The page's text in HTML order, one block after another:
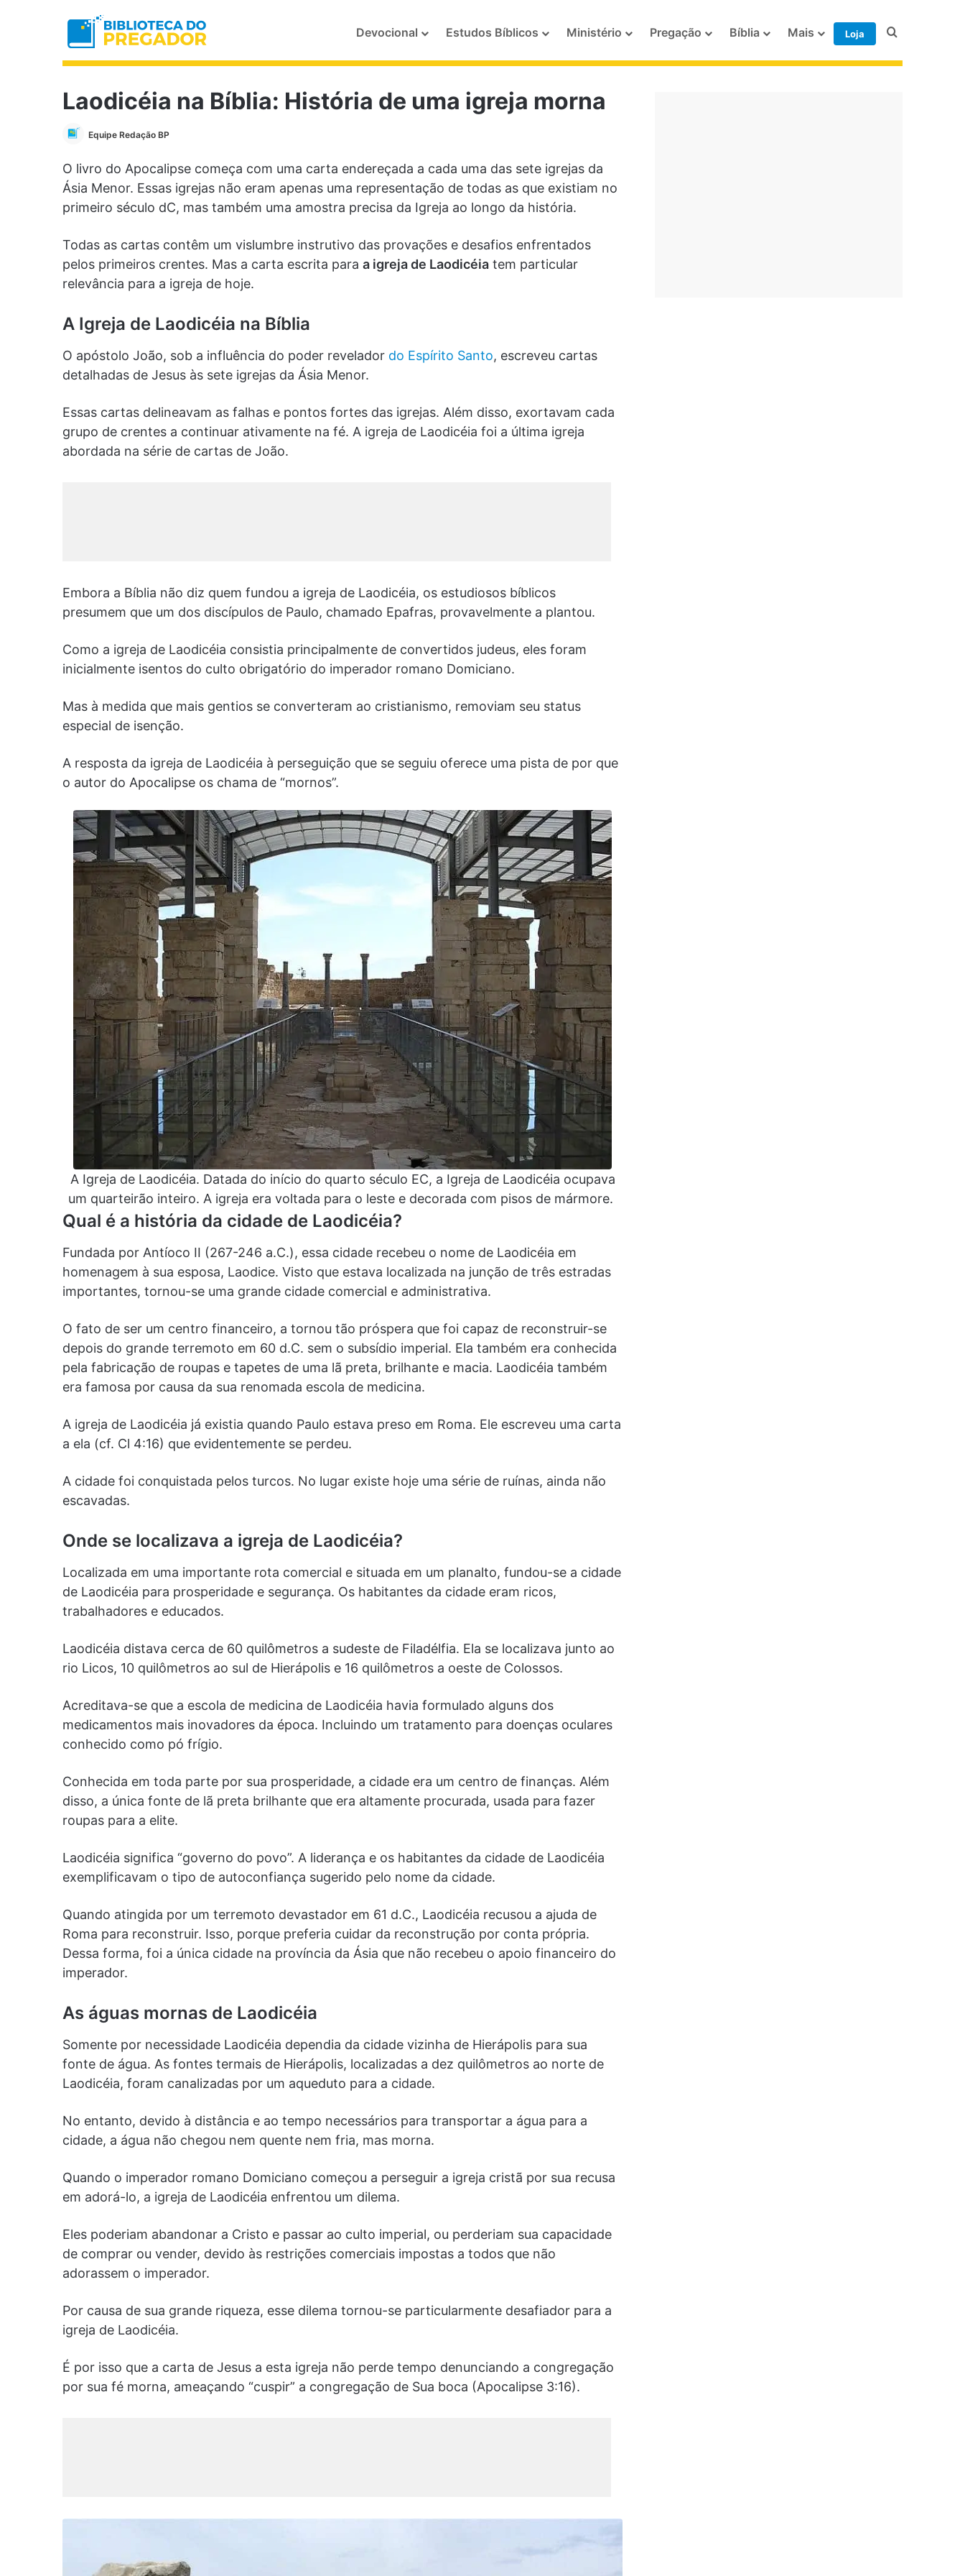
Devocional Estudos Bíblicos Ministério Pregação Bíblia Mais Loja Procurar por
Laodicéia na Bíblia: História de uma igreja morna
Equipe Redação BP
O livro do Apocalipse começa com uma carta endereçada a cada uma das sete igrejas da
Ásia Menor. Essas igrejas não eram apenas uma representação de todas as que existiam no
primeiro século dC, mas também uma amostra precisa da Igreja ao longo da história.
Todas as cartas contêm um vislumbre instrutivo das provações e desafios enfrentados
pelos primeiros crentes. Mas a carta escrita para a igreja de Laodicéia tem particular
relevância para a igreja de hoje.
A Igreja de Laodicéia na Bíblia
O apóstolo João, sob a influência do poder revelador do Espírito Santo, escreveu cartas
detalhadas de Jesus às sete igrejas da Ásia Menor.
Essas cartas delineavam as falhas e pontos fortes das igrejas. Além disso, exortavam cada
grupo de crentes a continuar ativamente na fé. A igreja de Laodicéia foi a última igreja
abordada na série de cartas de João.
Embora a Bíblia não diz quem fundou a igreja de Laodicéia, os estudiosos bíblicos
presumem que um dos discípulos de Paulo, chamado Epafras, provavelmente a plantou.
Como a igreja de Laodicéia consistia principalmente de convertidos judeus, eles foram
inicialmente isentos do culto obrigatório do imperador romano Domiciano.
Mas à medida que mais gentios se converteram ao cristianismo, removiam seu status
especial de isenção.
A resposta da igreja de Laodicéia à perseguição que se seguiu oferece uma pista de por que
o autor do Apocalipse os chama de “mornos”.
A Igreja de Laodicéia. Datada do início do quarto século EC, a Igreja de Laodicéia ocupava
um quarteirão inteiro. A igreja era voltada para o leste e decorada com pisos de mármore.
Qual é a história da cidade de Laodicéia?
Fundada por Antíoco II (267-246 a.C.), essa cidade recebeu o nome de Laodicéia em
homenagem à sua esposa, Laodice. Visto que estava localizada na junção de três estradas
importantes, tornou-se uma grande cidade comercial e administrativa.
O fato de ser um centro financeiro, a tornou tão próspera que foi capaz de reconstruir-se
depois do grande terremoto em 60 d.C. sem o subsídio imperial. Ela também era conhecida
pela fabricação de roupas e tapetes de uma lã preta, brilhante e macia. Laodicéia também
era famosa por causa da sua renomada escola de medicina.
A igreja de Laodicéia já existia quando Paulo estava preso em Roma. Ele escreveu uma carta
a ela (cf. Cl 4:16) que evidentemente se perdeu.
A cidade foi conquistada pelos turcos. No lugar existe hoje uma série de ruínas, ainda não
escavadas.
Onde se localizava a igreja de Laodicéia?
Localizada em uma importante rota comercial e situada em um planalto, fundou-se a cidade
de Laodicéia para prosperidade e segurança. Os habitantes da cidade eram ricos,
trabalhadores e educados.
Laodicéia distava cerca de 60 quilômetros a sudeste de Filadélfia. Ela se localizava junto ao
rio Licos, 10 quilômetros ao sul de Hierápolis e 16 quilômetros a oeste de Colossos.
Acreditava-se que a escola de medicina de Laodicéia havia formulado alguns dos
medicamentos mais inovadores da época. Incluindo um tratamento para doenças oculares
conhecido como pó frígio.
Conhecida em toda parte por sua prosperidade, a cidade era um centro de finanças. Além
disso, a única fonte de lã preta brilhante que era altamente procurada, usada para fazer
roupas para a elite.
Laodicéia significa “governo do povo”. A liderança e os habitantes da cidade de Laodicéia
exemplificavam o tipo de autoconfiança sugerido pelo nome da cidade.
Quando atingida por um terremoto devastador em 61 d.C., Laodicéia recusou a ajuda de
Roma para reconstruir. Isso, porque preferia cuidar da reconstrução por conta própria.
Dessa forma, foi a única cidade na província da Ásia que não recebeu o apoio financeiro do
imperador.
As águas mornas de Laodicéia
Somente por necessidade Laodicéia dependia da cidade vizinha de Hierápolis para sua
fonte de água. As fontes termais de Hierápolis, localizadas a dez quilômetros ao norte de
Laodicéia, foram canalizadas por um aqueduto para a cidade.
No entanto, devido à distância e ao tempo necessários para transportar a água para a
cidade, a água não chegou nem quente nem fria, mas morna.
Quando o imperador romano Domiciano começou a perseguir a igreja cristã por sua recusa
em adorá-lo, a igreja de Laodicéia enfrentou um dilema.
Eles poderiam abandonar a Cristo e passar ao culto imperial, ou perderiam sua capacidade
de comprar ou vender, devido às restrições comerciais impostas a todos que não
adorassem o imperador.
Por causa de sua grande riqueza, esse dilema tornou-se particularmente desafiador para a
igreja de Laodicéia.
É por isso que a carta de Jesus a esta igreja não perde tempo denunciando a congregação
por sua fé morna, ameaçando “cuspir” a congregação de Sua boca (Apocalipse 3:16).